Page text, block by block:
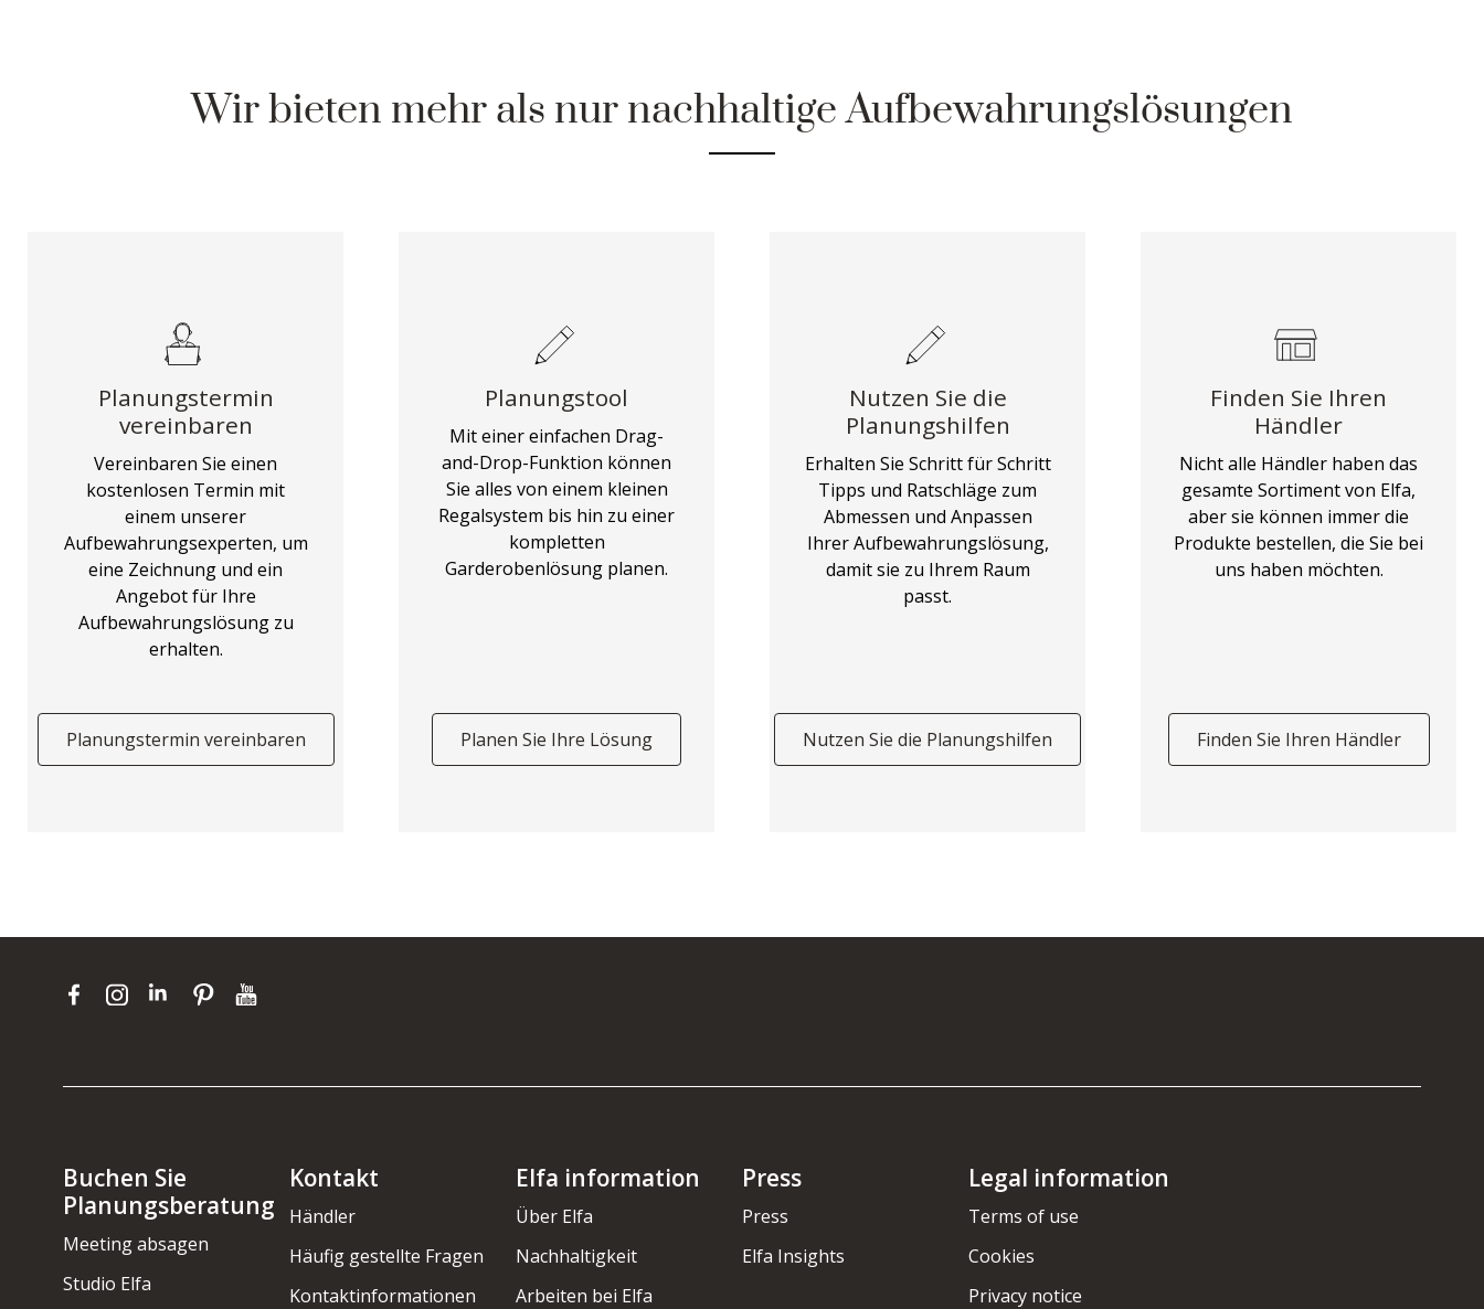
Wir bieten mehr als nur nachhaltige Aufbewahrungslösungen
Planungstermin
vereinbaren
Vereinbaren Sie einen
kostenlosen Termin mit
einem unserer
Aufbewahrungsexperten, um
eine Zeichnung und ein
Angebot für Ihre
Aufbewahrungslösung zu
erhalten.
Planungstermin vereinbaren
Planungstool
Mit einer einfachen Drag-
and-Drop-Funktion können
Sie alles von einem kleinen
Regalsystem bis hin zu einer
kompletten
Garderobenlösung planen.
Planen Sie Ihre Lösung
Nutzen Sie die
Planungshilfen
Erhalten Sie Schritt für Schritt
Tipps und Ratschläge zum
Abmessen und Anpassen
Ihrer Aufbewahrungslösung,
damit sie zu Ihrem Raum
passt.
Nutzen Sie die Planungshilfen
Finden Sie Ihren
Händler
Nicht alle Händler haben das
gesamte Sortiment von Elfa,
aber sie können immer die
Produkte bestellen, die Sie bei
uns haben möchten.
Finden Sie Ihren Händler
Buchen Sie
Planungsberatung
Meeting absagen
Studio Elfa
Kontakt
Händler
Häufig gestellte Fragen
Kontaktinformationen
Elfa information
Über Elfa
Nachhaltigkeit
Arbeiten bei Elfa
Press
Press
Elfa Insights
Legal information
Terms of use
Cookies
Privacy notice